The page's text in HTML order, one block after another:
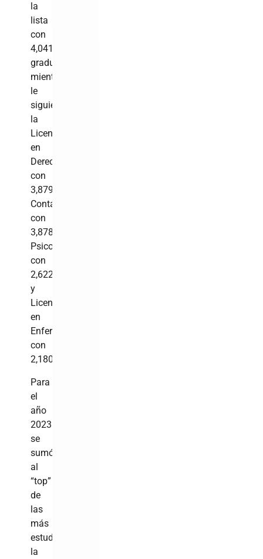
la
lista
con
4,041
graduados,
mientras
le
siguieron
la
Licenciatura
en
Derecho
con
3,879;
Contabilidad
con
3,878;
Psicología
con
2,622
y
Licenciatura
en
Enfermería
con
2,180.
Para
el
año
2023
se
sumó
al
“top”
de
las
más
estudiadas
la